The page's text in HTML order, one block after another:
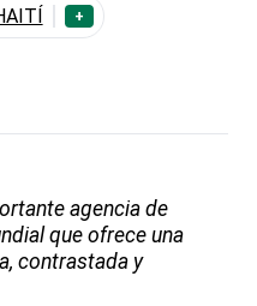
+
agencia de
que ofrece una
contrastada y